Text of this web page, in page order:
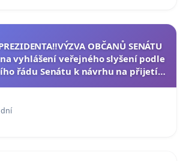
OBČANŮ SENÁTU
na vyhlášení veřejného slyšení podle
řádu Senátu k návrhu na přijetí